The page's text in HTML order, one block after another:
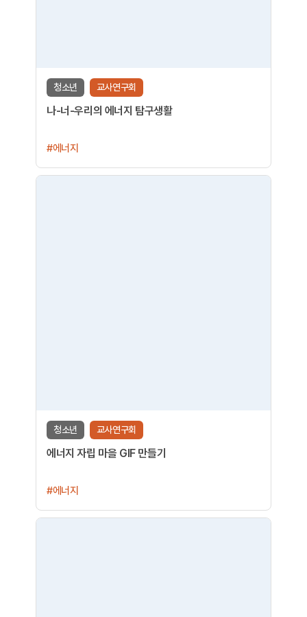
청소년 교사연구회
나-너-우리의 에너지 탐구생활
#에너지
청소년 교사연구회
에너지 자립 마을 GIF 만들기
#에너지